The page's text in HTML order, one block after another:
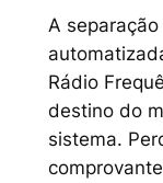
A
Rádio
destino do
sistema.